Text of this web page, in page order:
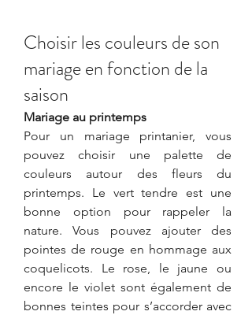
Choisir les couleurs de son
mariage en fonction de la
saison
Mariage au printemps
Pour un mariage printanier, vous
pouvez choisir une palette de
couleurs autour des fleurs du
printemps. Le vert tendre est une
bonne option pour rappeler la
nature. Vous pouvez ajouter des
pointes de rouge en hommage aux
coquelicots. Le rose, le jaune ou
encore le violet sont également de
bonnes teintes pour s’accorder avec